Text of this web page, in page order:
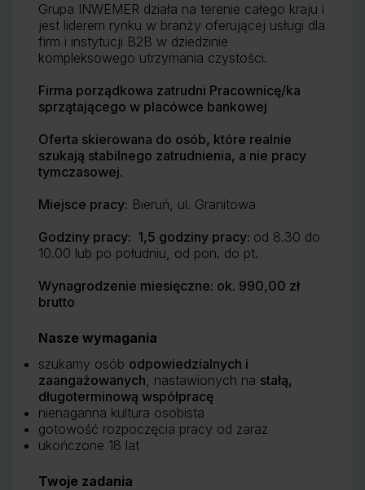
Grupa INWEMER działa na terenie całego kraju i
jest liderem rynku w branży oferującej usługi dla
firm i instytucji B2B w dziedzinie
kompleksowego utrzymania czystości.
Firma porządkowa zatrudni Pracownicę/ka
sprzątającego w placówce bankowej
Oferta skierowana do osób, które realnie
szukają stabilnego zatrudnienia, a nie pracy
tymczasowej.
Miejsce pracy: Bieruń, ul. Granitowa
Godziny pracy: 1,5 godziny pracy​: od 8.30 do
10.00 lub po południu, od pon. do pt.
Wynagrodzenie miesięczne: ok. 990,00 zł
brutto
Nasze wymagania
szukamy osób odpowiedzialnych i
zaangażowanych, nastawionych na stałą,
długoterminową współpracę
nienaganna kultura osobista
gotowość rozpoczęcia pracy od zaraz
ukończone 18 lat
Twoje zadania